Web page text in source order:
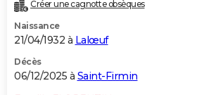
Créer une cagnotte obsèques
Naissance
21/04/1932 à Lalœuf
Décès
06/12/2025 à Saint-Firmin